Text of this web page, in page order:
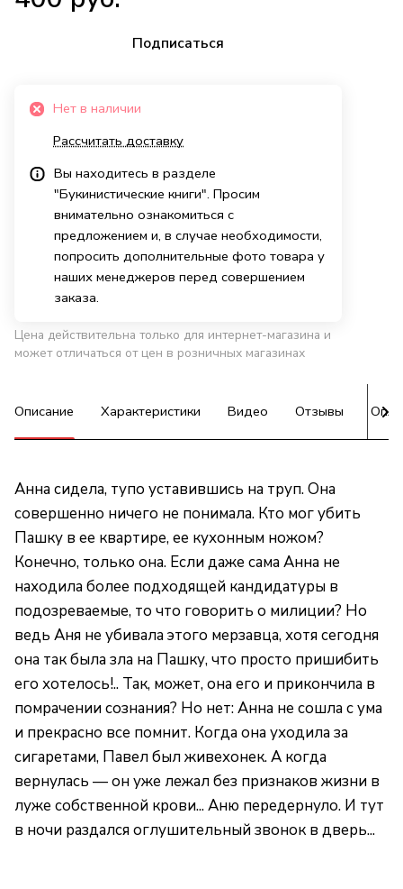
Подписаться
Нет в наличии
Рассчитать доставку
Вы находитесь в разделе
"Букинистические книги". Просим
внимательно ознакомиться с
предложением и, в случае необходимости,
попросить дополнительные фото товара у
наших менеджеров перед совершением
заказа.
Цена действительна только для интернет-магазина и
может отличаться от цен в розничных магазинах
Описание Характеристики Видео Отзывы
Анна сидела, тупо уставившись на труп. Она
совершенно ничего не понимала. Кто мог убить
Пашку в ее квартире, ее кухонным ножом?
Конечно, только она. Если даже сама Анна не
находила более подходящей кандидатуры в
подозреваемые, то что говорить о милиции? Но
ведь Аня не убивала этого мерзавца, хотя сегодня
она так была зла на Пашку, что просто пришибить
его хотелось!.. Так, может, она его и прикончила в
помрачении сознания? Но нет: Анна не сошла с ума
и прекрасно все помнит. Когда она уходила за
сигаретами, Павел был живехонек. А когда
вернулась — он уже лежал без признаков жизни в
луже собственной крови... Аню передернуло. И тут
в ночи раздался оглушительный звонок в дверь...